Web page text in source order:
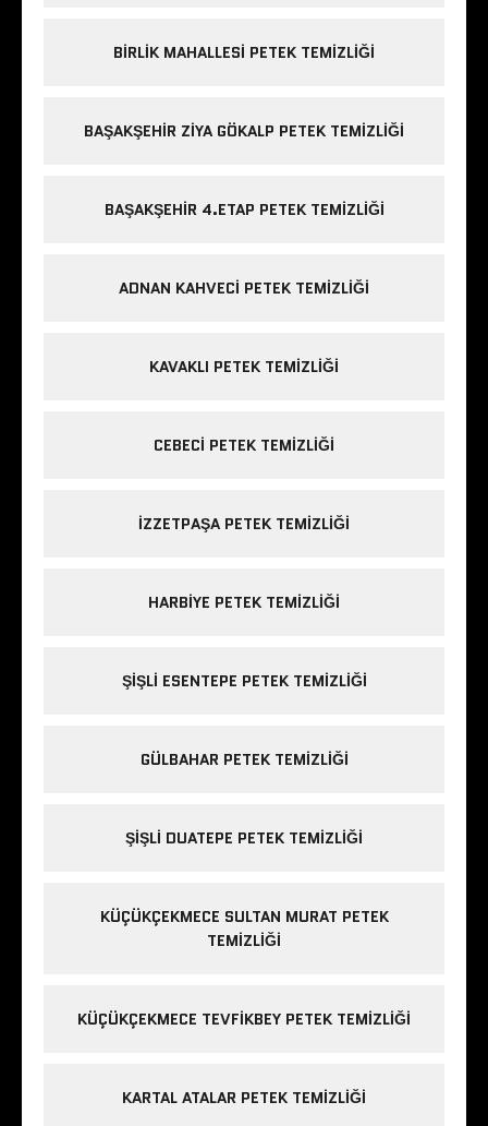
BIRLIK MAHALLESI PETEK TEMIZLIĞI
BAŞAKŞEHIR ZIYA GÖKALP PETEK TEMIZLIĞI
BAŞAKŞEHIR 4.ETAP PETEK TEMIZLIĞI
ADNAN KAHVECI PETEK TEMIZLIĞI
KAVAKLI PETEK TEMIZLIĞI
CEBECI PETEK TEMIZLIĞI
IZZETPAŞA PETEK TEMIZLIĞI
HARBIYE PETEK TEMIZLIĞI
ŞIŞLI ESENTEPE PETEK TEMIZLIĞI
GÜLBAHAR PETEK TEMIZLIĞI
ŞIŞLI DUATEPE PETEK TEMIZLIĞI
KÜÇÜKÇEKMECE SULTAN MURAT PETEK
TEMIZLIĞI
KÜÇÜKÇEKMECE TEVFIKBEY PETEK TEMIZLIĞI
KARTAL ATALAR PETEK TEMIZLIĞI